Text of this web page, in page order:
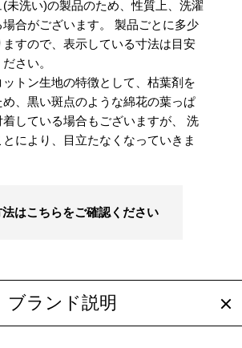
(未洗い)の製品のため、性質上、洗濯
合がございます。
製品ごとに多少
すので、表示している寸法は目安
さい。
トン生地の特徴として、枯葉剤を
、黒い斑点のような綿花の葉っぱ
している場合もございますが、 洗
により、目立たなくなっていきま
はこちらをご確認ください
ブランド説明